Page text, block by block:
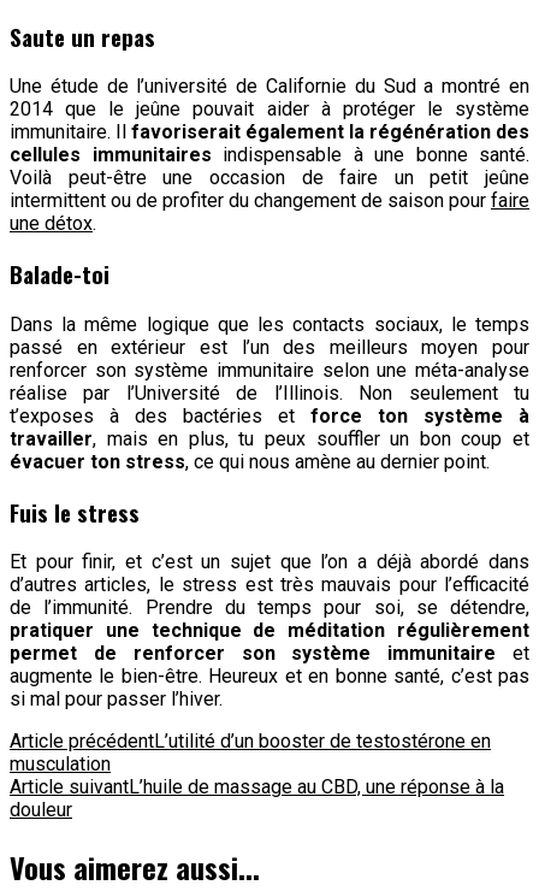
Saute un repas
Une étude de l’université de Californie du Sud a montré en
2014 que le jeûne pouvait aider à protéger le système
immunitaire. Il favoriserait également la régénération des
cellules immunitaires indispensable à une bonne santé.
Voilà peut-être une occasion de faire un petit jeûne
intermittent ou de profiter du changement de saison pour faire
une détox.
Balade-toi
Dans la même logique que les contacts sociaux, le temps
passé en extérieur est l’un des meilleurs moyen pour
renforcer son système immunitaire selon une méta-analyse
réalise par l’Université de l’Illinois. Non seulement tu
t’exposes à des bactéries et force ton système à
travailler, mais en plus, tu peux souffler un bon coup et
évacuer ton stress, ce qui nous amène au dernier point.
Fuis le stress
Et pour finir, et c’est un sujet que l’on a déjà abordé dans
d’autres articles, le stress est très mauvais pour l’efficacité
de l’immunité. Prendre du temps pour soi, se détendre,
pratiquer une technique de méditation régulièrement
permet de renforcer son système immunitaire et
augmente le bien-être. Heureux et en bonne santé, c’est pas
si mal pour passer l’hiver.
Navigation
d'article
Article précédentL’utilité d’un booster de testostérone en
musculation
Article suivantL’huile de massage au CBD, une réponse à la
douleur
Vous aimerez aussi...